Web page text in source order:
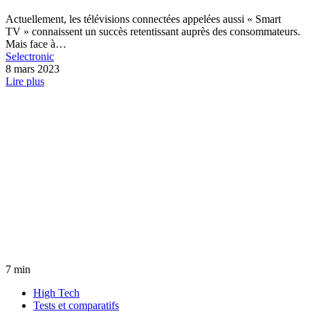
Actuellement, les télévisions connectées appelées aussi « Smart
TV » connaissent un succès retentissant auprès des consommateurs.
Mais face à…
Selectronic
8 mars 2023
Lire plus
7 min
High Tech
Tests et comparatifs